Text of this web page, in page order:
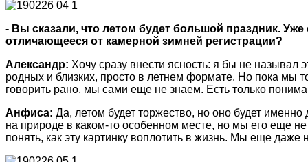
- Вы сказали, что летом будет большой праздник.
отличающееся от камерной зимней регистрации?
Александр: Хочу сразу внести ясность: я бы не
родных и близких, просто в летнем формате. Но пока мы
говорить рано, мы сами еще не знаем. Есть только
Анфиса: Да, летом будет торжество, но оно будет
на природе в каком-то особенном месте, но мы его еще
понять, как эту картинку воплотить в жизнь. Мы еще